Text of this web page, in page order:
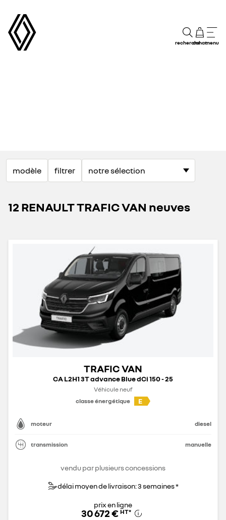
rechercheachatmenu
modèle filtrer
12 RENAULT TRAFIC VAN neuves
TRAFIC VAN
CA L2H1 3T advance Blue dCi 150 - 25
Véhicule neuf
classe énergétique
E
moteur diesel
transmission manuelle
vendu par plusieurs concessions
délai moyen de livraison: 3 semaines *
prix en ligne
30 672 € HT*